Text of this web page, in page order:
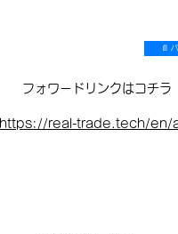
フォワードリンクはコチラ
https://real-trade.tech/en/
📄